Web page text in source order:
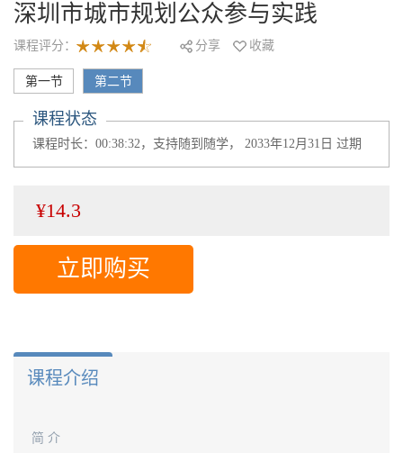
深圳市城市规划公众参与实践
课程评分： 分享 收藏
第一节 第二节
课程状态
课程时长：00:38:32，支持随到随学， 2033年12月31日 过期
¥14.3
立即购买
课程介绍
简 介